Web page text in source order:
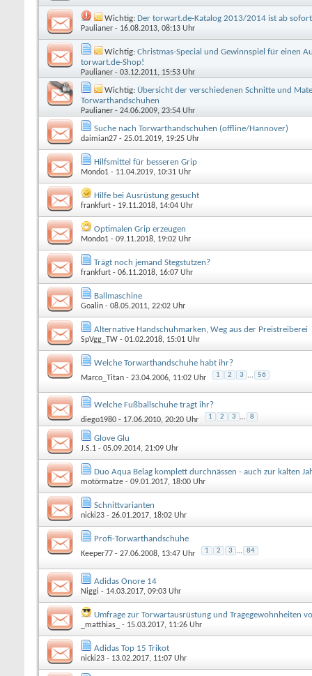
Wichtig: Der torwart.de-Katalog 2013/2014 ist ab
Paulianer - 16.08.2013, 08:13 Uhr
Wichtig: Christmas-Special und Gewinnspiel für einen
torwart.de-Shop!
Paulianer - 03.12.2011, 15:53 Uhr
Wichtig: Übersicht der verschiedenen Schnitte und
Torwarthandschuhen
Paulianer - 24.06.2009, 23:54 Uhr
Suche nach Torwarthandschuhen (offline/Hannover)
daimian27 - 25.01.2019, 19:25 Uhr
Hilfsmittel für besseren Grip
Mondo1 - 11.04.2019, 10:31 Uhr
Hilfe bei Ausrüstung gesucht
frankfurt - 19.11.2018, 14:04 Uhr
Optimalen Grip erzeugen
Mondo1 - 09.11.2018, 19:02 Uhr
Trägt noch jemand Stegstutzen?
frankfurt - 06.11.2018, 16:07 Uhr
Ballmaschine
Goalin - 08.05.2011, 22:02 Uhr
Alternative Handschuhmarken, Weg aus der Preistreiberei
SpVgg_TW - 01.02.2018, 15:01 Uhr
Welche Torwarthandschuhe habt ihr?
Marco_Titan - 23.04.2006, 11:02 Uhr 1 2 3 ... 56
Welche Fußballschuhe tragt ihr?
diego1980 - 17.06.2010, 20:20 Uhr 1 2 3 ... 8
Glove Glu
J.S.1 - 05.09.2014, 21:09 Uhr
Duo Aqua Belag komplett durchnässen - auch zur kalten
motörmatze - 09.01.2017, 18:00 Uhr
Schnittvarianten
nicki23 - 26.01.2017, 18:02 Uhr
Profi-Torwarthandschuhe
Keeper77 - 27.06.2008, 13:47 Uhr 1 2 3 ... 84
Adidas Onore 14
Niggi - 14.03.2017, 09:03 Uhr
Umfrage zur Torwartausrüstung und Tragegewohnheiten
_matthias_ - 15.03.2017, 11:26 Uhr
Adidas Top 15 Trikot
nicki23 - 13.02.2017, 11:07 Uhr